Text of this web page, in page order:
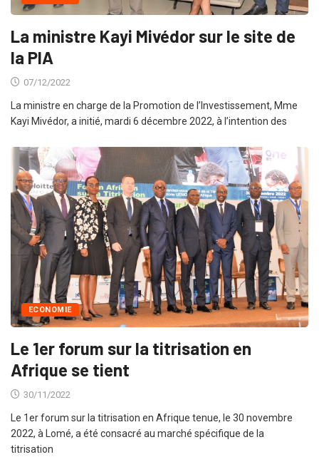
La ministre Kayi Mivédor sur le site de
la PIA
07/12/2022
La ministre en charge de la Promotion de l’Investissement, Mme
Kayi Mivédor, a initié, mardi 6 décembre 2022, à l’intention des
ECONOMIE
Le 1er forum sur la titrisation en
Afrique se tient
30/11/2022
Le 1er forum sur la titrisation en Afrique tenue, le 30 novembre
2022, à Lomé, a été consacré au marché spécifique de la
titrisation